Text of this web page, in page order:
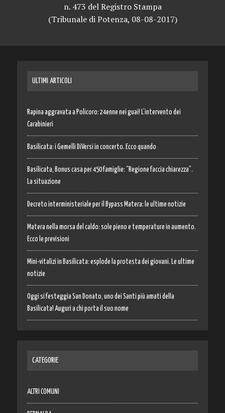
n. 473 del Registro Stampa
(Tribunale di Potenza, 08-08-2017)
ULTIMI ARTICOLI
Rapina aggravata a Policoro: 24enne nei guai! L’intervento dei
Carabinieri
Basilicata: i Gemelli DiVersi in concerto. Ecco quando
Basilicata, Bonus casa per 450 famiglie: “Regione faccia chiarezza”.
La situazione
Decreto interministeriale per il Bypass Matera: le ultime notizie
Matera nella morsa del caldo: sole pieno e temperature in aumento.
Ecco le previsioni
Mini-vitalizi in Basilicata: esplode la protesta dei giovani. Le ultime
notizie
Oggi si festeggia San Donato, uno dei Santi più amati della
Basilicata! Auguri a chi porta il suo nome
CATEGORIE
ALTRI COMUNI